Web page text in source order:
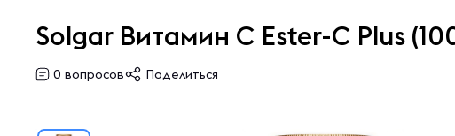
Solgar Витамин C Ester-C Plus
0 вопросов Поделиться